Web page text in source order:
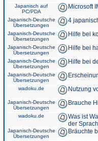
Japanisch auf
PC/PDA
Microsoft
Japanisch-Deutsche
Übersetzungen
4
Japanisch-Deutsche
Übersetzungen
Hilfe bei
Japanisch-Deutsche
Übersetzungen
Hilfe bei
Japanisch-Deutsche
Übersetzungen
Hilfe bei
Japanisch-Deutsche
Übersetzungen
wadoku.de Nutzung
Japanisch-Deutsche
Übersetzungen
Brauche
wadoku.de
Was ist
der
Japanisch-Deutsche
Übersetzungen
Bräuchte